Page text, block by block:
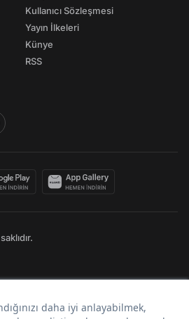
Kullanıcı Sözleşmesi
Yayın İlkeleri
Künye
RSS
markasıdır.